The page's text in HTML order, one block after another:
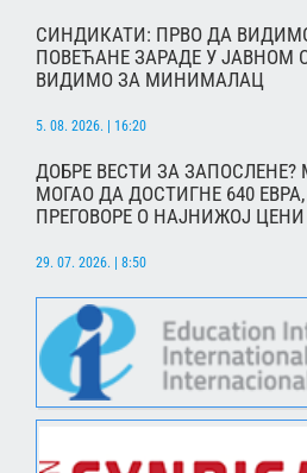
СИНДИКАТИ: ПРВО ДА
ПОВЕЋАНЕ ЗАРАДЕ У ЈАВНОМ
ВИДИМО ЗА МИНИМАЛАЦ
5. 08. 2026. | 16:20
ДОБРЕ ВЕСТИ ЗА
МОГАО ДА ДОСТИГНЕ 640
ПРЕГОВОРЕ О НАЈНИЖОЈ
29. 07. 2026. | 8:50